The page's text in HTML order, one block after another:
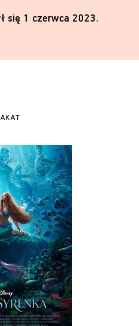
się 1 czerwca 2023.